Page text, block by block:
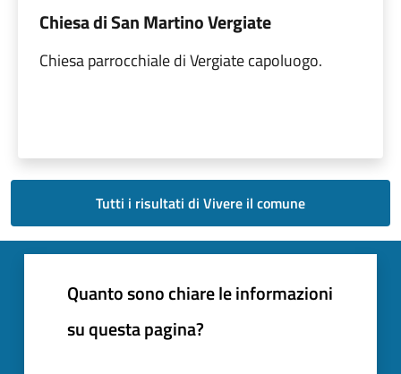
Chiesa di San Martino Vergiate
Chiesa parrocchiale di Vergiate capoluogo.
Tutti i risultati di Vivere il comune
Quanto sono chiare le informazioni
su questa pagina?